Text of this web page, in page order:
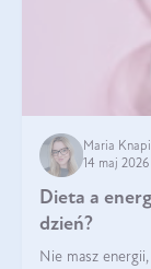
Maria
14 maj 2026
Dieta a
dzień?
Nie masz